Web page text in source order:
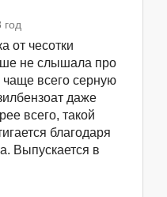
год
от чесотки
не слышала про
чаще всего серную
даже
всего, такой
благодаря
Выпускается в